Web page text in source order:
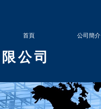
首頁 公司簡介
限 公 司